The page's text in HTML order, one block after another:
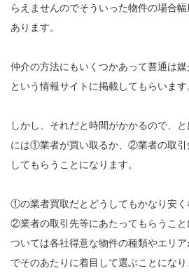
らえませんのでそういった物件の場合
あります。
仲介の方法にもいくつかあって普通は
という情報サイトに掲載してもらいます
しかし、それだと時間がかかるので、
には①業者が買い取るか、②業者の取引
してもらうことになります。
①の業者買取だとどうしてもかなり安く
②業者の取引先等にあたってもらうこ
ついては各社得意な物件の種類やエリ
でそのあたりに着目して選ぶことになり